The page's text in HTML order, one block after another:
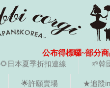
🌻日本夏季折扣連線 🌱韓
🌟許願賣場 ★追蹤
公布得標囉~部分